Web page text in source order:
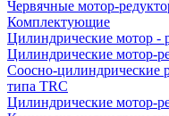
Червячные мотор-
Комплектующие
Цилиндрические мотор -
Цилиндрические мотор-
Соосно-цилиндрические
типа TRC
Цилиндрические мотор-